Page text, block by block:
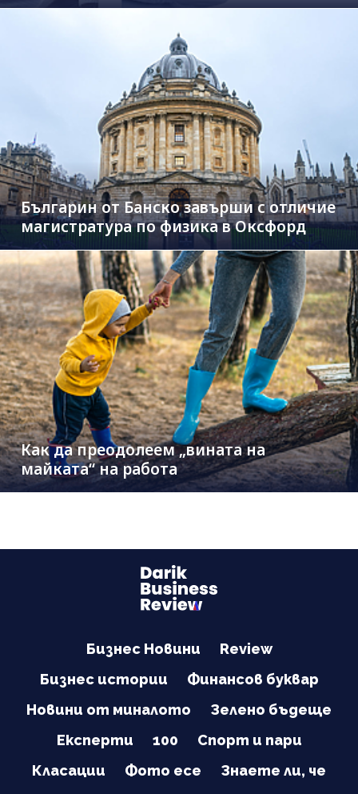
Българин от Банско завърши с отличие
магистратура по физика в Оксфорд
Как да преодолеем „вината на
майката“ на работа
Бизнес Новини
Review
Бизнес истории
Финансов буквар
Новини от миналото
Зелено бъдеще
Експерти
100
Спорт и пари
Класации
Фото есе
Знаете ли, че